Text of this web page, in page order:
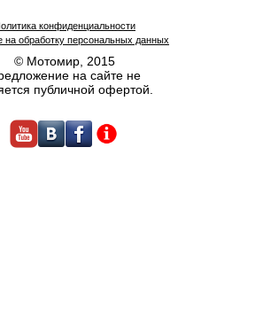
© Мотомир, 2015
на сайте не
публичной офертой.
конфиденциальности
на обработку персональных данных